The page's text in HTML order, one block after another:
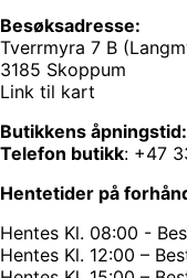
Besøksadresse:
Tverrmyra 7 B
3185 Skoppum
Link til kart
Butikkens åpningstid:
Telefon butikk: +47
Hentetider på
Hentes Kl. 08:00 -
Hentes Kl. 12:00 –